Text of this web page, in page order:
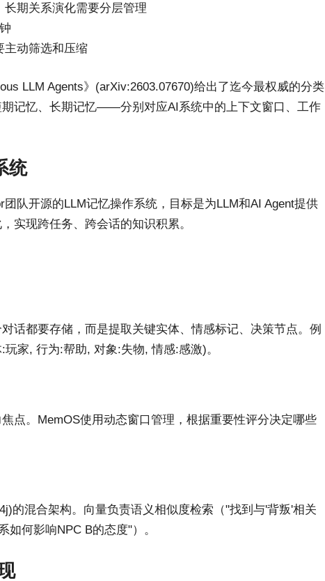
期关系演化需要分层管理
主动筛选和压缩
LLM Agents》(arXiv:2603.07670)给出了迄今最权威的分类
记忆、长期记忆——分别对应AI系统中的上下文窗口、工作
统
队开源的LLM记忆操作系统，目标是为LLM和AI Agent提供
现跨任务、跨会话的知识积累。
话都要存储，而是提取关键实体、情感标记、决策节点。例
家, 行为:帮助, 对象:失物, 情感:感激)。
点。MemOS使用动态窗口管理，根据重要性评分决定哪些
的混合架构。向量负责语义相似度检索（"找到与'背叛'相关
如何影响NPC B的态度"）。